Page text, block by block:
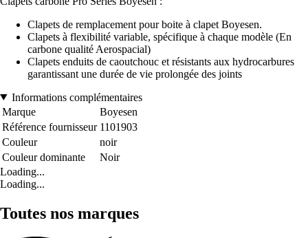
Clapets de remplacement pour boite à clapet Boyesen.
Clapets à flexibilité variable, spécifique à chaque modèle (En
carbone qualité Aerospacial)
Clapets enduits de caoutchouc et résistants aux hydrocarbures
garantissant une durée de vie prolongée des joints
Informations complémentaires
Marque
Boyesen
Référence fournisseur 1101903
Couleur
noir
Couleur dominante
Noir
Loading...
Loading...
Toutes nos marques